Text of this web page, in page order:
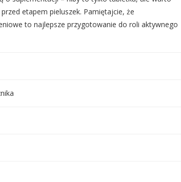
etapem pieluszek. Pamiętajcie, że
to najlepsze przygotowanie do roli aktywnego